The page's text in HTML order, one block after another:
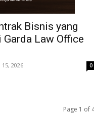
Bisnis yang
Law Office
2026 0
Page 1 of